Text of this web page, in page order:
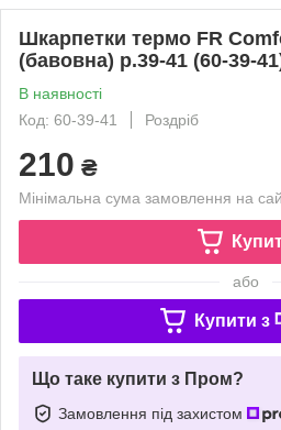
Шкарпетки термо FR
(бавовна) р.39-41 (60-39-
В наявності
Код: 60-39-41
Роздріб
210 ₴
Мінімальна сума замовлення на
або
Купити з
Що таке купити з Пром?
Замовлення під захистом